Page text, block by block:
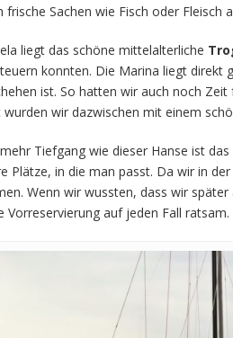
frische Sachen wie Fisch oder Fleisch
liegt das schöne mittelalterliche
konnten. Die Marina liegt direkt
ist. So hatten wir auch noch
wir dazwischen mit einem
Tiefgang wie dieser Hanse ist
Plätze, in die man passt. Da wir in
Wenn wir wussten, dass wir
Vorreservierung auf jeden Fall ratsam.